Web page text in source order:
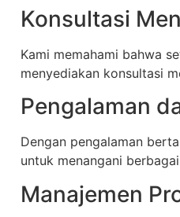
Konsultasi
Kami memahami bahwa
menyediakan konsultasi
Pengalaman
Dengan pengalaman
untuk menangani
Manajemen